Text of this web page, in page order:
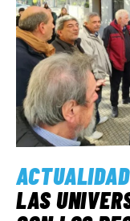
ACTUALIDAD
LAS